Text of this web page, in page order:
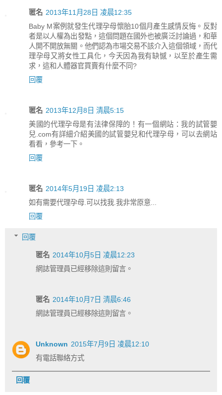
匿名 2013年11月28日 凌晨12:35
Baby M案例就發生代理孕母懷胎10個月產生感情反悔。反對
者是以人權為出發點，這個問題在國外也被廣泛討論過，和華
人開不開放無關。他們認為市場交易不該介入這個領域，而代
理孕母又將女性工具化，今天因為我有缺憾，以至於產生需
求，這和人體器官買賣有什麼不同?
回覆
匿名 2013年12月8日 清晨5:15
美國的代理孕母是有法律保障的！有一個網站：我的試管嬰
兒.com有詳細介紹美國的試管嬰兒和代理孕母，可以去網站
看看，參考一下。
回覆
匿名 2014年5月19日 凌晨2:13
如有需要代理孕母.可以找我.我非常原意...
回覆
回覆
匿名 2014年10月5日 凌晨12:23
網誌管理員已經移除這則留言。
匿名 2014年10月7日 清晨6:46
網誌管理員已經移除這則留言。
Unknown 2015年7月9日 凌晨12:10
有電話聯絡方式
回覆